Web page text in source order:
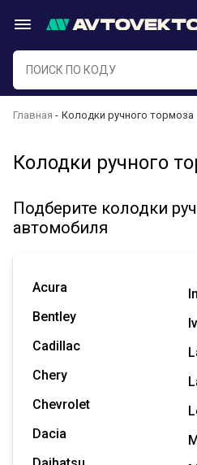
Главная Колодки ручного тормоза
Колодки ручного
Подберите колодки
автомобиля
Acura
Bentley
Cadillac
Chery
Chevrolet
Dacia